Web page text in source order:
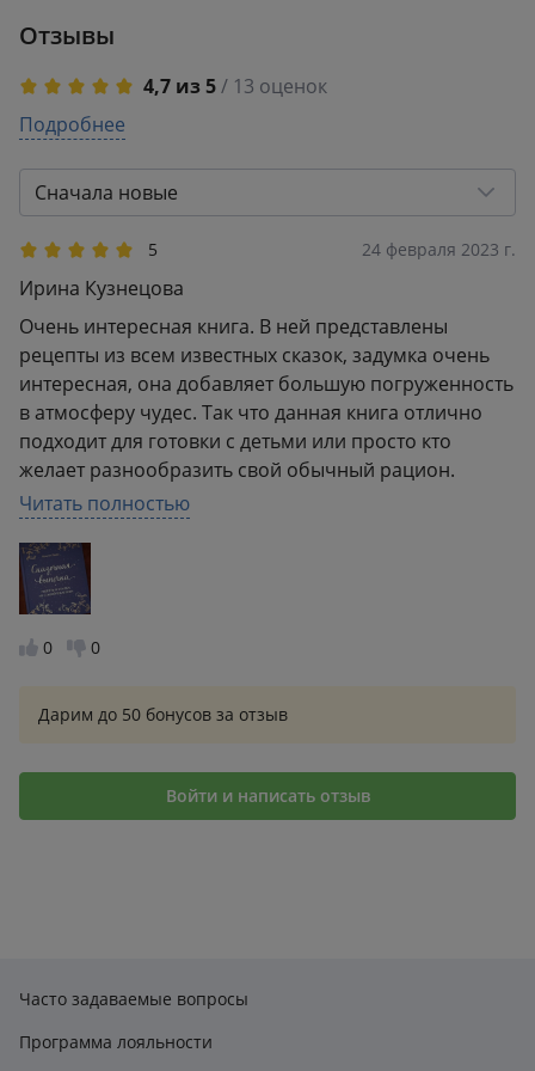
волшебников
Отзывы
4,7 из 5/ 13 оценок
5
2
0
1
Подробнее
Сначала новые
5 24 февраля 2023 г.
Ирина Кузнецова
Очень интересная книга. В ней представлены
рецепты из всем известных сказок, задумка очень
интересная, она добавляет большую погруженность
в атмосферу чудес. Так что данная книга отлично
подходит для готовки с детьми или просто кто
желает разнообразить свой обычный рацион.
Рецепты есть простые и есть немного сложные, но
каждый рецепт с изюминкой. И описание самих
рецептов хорошее, подробно и просто описаны
этапы, с приобретением продуктов у нас не было
никаких сложностей, они довольна-таки
повседневные. Качество книги отличное, красивые
впечатление от книги
Читать полностью
0 0
Дарим до 50 бонусов за отзыв
Войти и написать отзыв
Часто задаваемые вопросы
Программа лояльности